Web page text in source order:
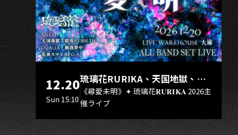
12.20
Sun 15:10
琉璃花RURIKA、天国地獄、終
焉Rebirth、DUALIA、無我夢
中、花奏スマイル（O.A.）
《尋愛未明》✦ 琉璃花𝐑𝐔𝐑𝐈𝐊𝐀 2026主
催ライブ